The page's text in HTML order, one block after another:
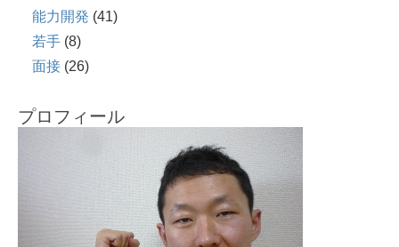
能力開発 (41)
若手 (8)
面接 (26)
プロフィール